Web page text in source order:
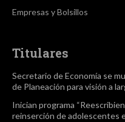
Empresas y Bolsillos
Titulares
Secretario de Economía se
de Planeación para visión a
Inician programa
reinserción de adolescentes